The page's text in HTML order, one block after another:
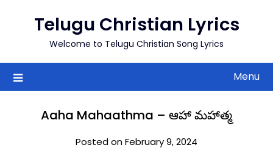
Telugu Christian Lyrics
Welcome to Telugu Christian Song Lyrics
Menu
Aaha Mahaathma – ఆహా మహాత్మ
Posted on February 9, 2024